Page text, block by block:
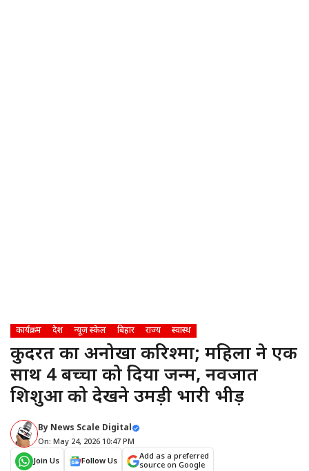
कार्यक्रम देश न्यूज़ स्केल बिहार राज्य स्वास्थ
कुदरत का अनोखा करिश्मा; महिला ने एक
साथ 4 बच्चों को दिया जन्म, नवजात
शिशुओं को देखने उमड़ी भारी भीड़
By News Scale Digital
On: May 24, 2026 10:47 PM
Join Us
Follow Us
Add as a preferred
source on Google